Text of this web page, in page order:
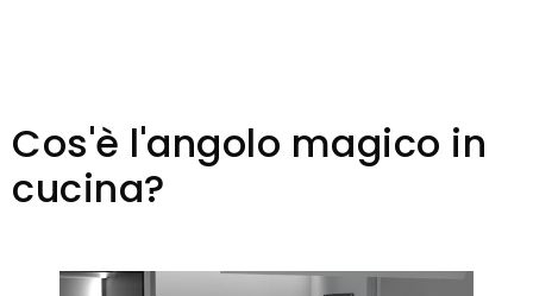
Cos'è l'angolo magico in
cucina?